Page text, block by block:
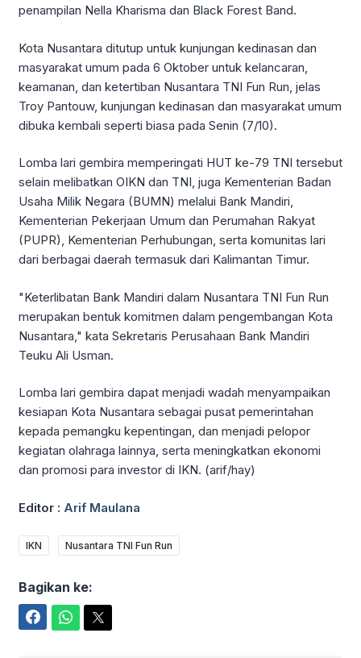
penampilan Nella Kharisma dan Black Forest Band.
Kota Nusantara ditutup untuk kunjungan kedinasan dan
masyarakat umum pada 6 Oktober untuk kelancaran,
keamanan, dan ketertiban Nusantara TNI Fun Run, jelas
Troy Pantouw, kunjungan kedinasan dan masyarakat umum
dibuka kembali seperti biasa pada Senin (7/10).
Lomba lari gembira memperingati HUT ke-79 TNI tersebut
selain melibatkan OIKN dan TNI, juga Kementerian Badan
Usaha Milik Negara (BUMN) melalui Bank Mandiri,
Kementerian Pekerjaan Umum dan Perumahan Rakyat
(PUPR), Kementerian Perhubungan, serta komunitas lari
dari berbagai daerah termasuk dari Kalimantan Timur.
"Keterlibatan Bank Mandiri dalam Nusantara TNI Fun Run
merupakan bentuk komitmen dalam pengembangan Kota
Nusantara," kata Sekretaris Perusahaan Bank Mandiri
Teuku Ali Usman.
Lomba lari gembira dapat menjadi wadah menyampaikan
kesiapan Kota Nusantara sebagai pusat pemerintahan
kepada pemangku kepentingan, dan menjadi pelopor
kegiatan olahraga lainnya, serta meningkatkan ekonomi
dan promosi para investor di IKN. (arif/hay)
Editor : Arif Maulana
IKN Nusantara TNI Fun Run
Bagikan ke: